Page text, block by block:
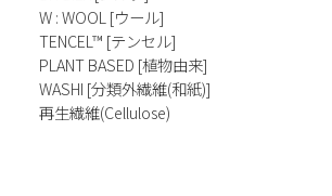
W : WOOL [ウール]
TENCEL™ [テンセル]
PLANT BASED [植物由来]
WASHI [分類外繊維(和紙)]
再生繊維(Cellulose)